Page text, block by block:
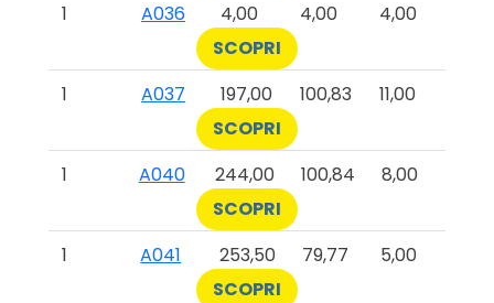
1
A036 4,00 4,00
4,00
SCOPRI
1
A037 197,00 100,83
11,00
SCOPRI
1
A040 244,00 100,84
8,00
SCOPRI
1
A041 253,50 79,77
5,00
SCOPRI